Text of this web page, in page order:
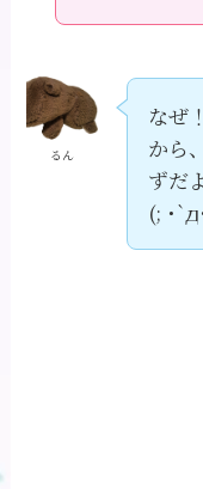
るん
なぜ
から
ずだ
(; ･`д